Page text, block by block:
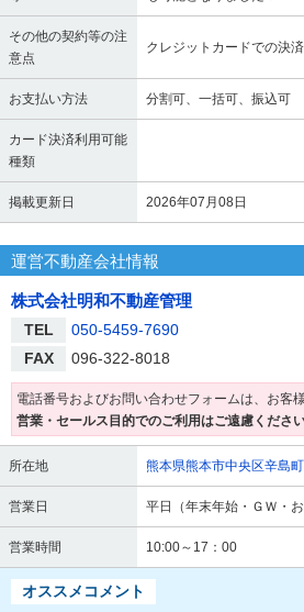
その他の契約等の注
意点
クレジットカードでの決
お支払い方法 分割可、一括可、振込可
カード決済利用可能
種類
掲載更新日 2026年07月08日
運営不動産会社情報
株式会社明和不動産管理
TEL
050-5459-7690
FAX
096-322-8018
電話番号およびお問い合わせフォームは、お客
営業・セールス目的でのご利用はご遠慮ください
所在地 熊本県熊本市中央区辛島
営業日 平日（年末年始・ＧＷ・お
営業時間 10:00～17：00
オススメコメント